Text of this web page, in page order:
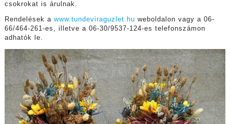
csokrokat is árulnak.
Rendelések a www.tundeviraguzlet.hu weboldalon vagy a 06-
66/464-261-es, illetve a 06-30/9537-124-es telefonszámon
adhatók le.